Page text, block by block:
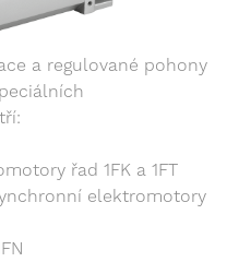
a regulované pohony
řad 1FK a 1FT
elektromotory